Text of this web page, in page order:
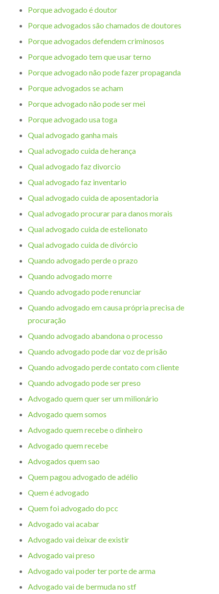
Porque advogado é doutor
Porque advogados são chamados de doutores
Porque advogados defendem criminosos
Porque advogado tem que usar terno
Porque advogado não pode fazer propaganda
Porque advogados se acham
Porque advogado não pode ser mei
Porque advogado usa toga
Qual advogado ganha mais
Qual advogado cuida de herança
Qual advogado faz divorcio
Qual advogado faz inventario
Qual advogado cuida de aposentadoria
Qual advogado procurar para danos morais
Qual advogado cuida de estelionato
Qual advogado cuida de divórcio
Quando advogado perde o prazo
Quando advogado morre
Quando advogado pode renunciar
Quando advogado em causa própria precisa de
procuração
Quando advogado abandona o processo
Quando advogado pode dar voz de prisão
Quando advogado perde contato com cliente
Quando advogado pode ser preso
Advogado quem quer ser um milionário
Advogado quem somos
Advogado quem recebe o dinheiro
Advogado quem recebe
Advogados quem sao
Quem pagou advogado de adélio
Quem é advogado
Quem foi advogado do pcc
Advogado vai acabar
Advogado vai deixar de existir
Advogado vai preso
Advogado vai poder ter porte de arma
Advogado vai de bermuda no stf